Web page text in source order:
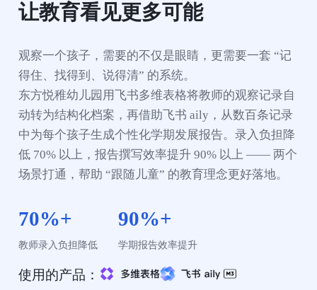
让教育看见更多可能
观察一个孩子，需要的不仅是眼睛，更需要一套 “记
得住、找得到、说得清” 的系统。
东方悦稚幼儿园用飞书多维表格将教师的观察记录自
动转为结构化档案，再借助飞书 aily，从数百条记录
中为每个孩子生成个性化学期发展报告。录入负担降
低 70% 以上，报告撰写效率提升 90% 以上 —— 两个
场景打通，帮助 “跟随儿童” 的教育理念更好落地。
70%+
教师录入负担降低
90%+
学期报告效率提升
使用的产品：